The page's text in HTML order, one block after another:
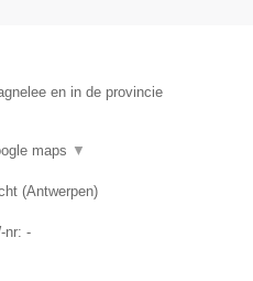
en in de provincie
maps ▼
(Antwerpen)
nr: -